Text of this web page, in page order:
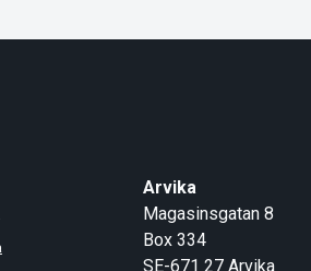
Arvika
Magasinsgatan 8
Box 334
SE-671 27 Arvika